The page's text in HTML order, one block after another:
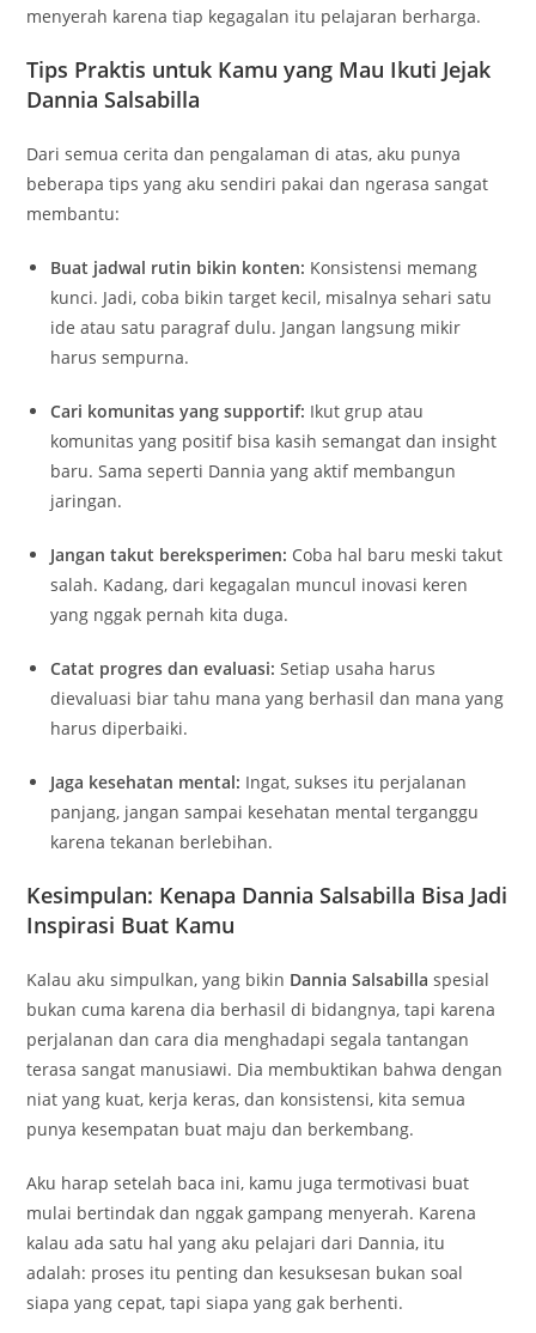
menyerah karena tiap kegagalan itu pelajaran berharga.
Tips Praktis untuk Kamu yang Mau Ikuti Jejak
Dannia Salsabilla
Dari semua cerita dan pengalaman di atas, aku punya
beberapa tips yang aku sendiri pakai dan ngerasa sangat
membantu:
Buat jadwal rutin bikin konten: Konsistensi memang
kunci. Jadi, coba bikin target kecil, misalnya sehari satu
ide atau satu paragraf dulu. Jangan langsung mikir
harus sempurna.
Cari komunitas yang supportif: Ikut grup atau
komunitas yang positif bisa kasih semangat dan insight
baru. Sama seperti Dannia yang aktif membangun
jaringan.
Jangan takut bereksperimen: Coba hal baru meski takut
salah. Kadang, dari kegagalan muncul inovasi keren
yang nggak pernah kita duga.
Catat progres dan evaluasi: Setiap usaha harus
dievaluasi biar tahu mana yang berhasil dan mana yang
harus diperbaiki.
Jaga kesehatan mental: Ingat, sukses itu perjalanan
panjang, jangan sampai kesehatan mental terganggu
karena tekanan berlebihan.
Kesimpulan: Kenapa Dannia Salsabilla Bisa Jadi
Inspirasi Buat Kamu
Kalau aku simpulkan, yang bikin Dannia Salsabilla spesial
bukan cuma karena dia berhasil di bidangnya, tapi karena
perjalanan dan cara dia menghadapi segala tantangan
terasa sangat manusiawi. Dia membuktikan bahwa dengan
niat yang kuat, kerja keras, dan konsistensi, kita semua
punya kesempatan buat maju dan berkembang.
Aku harap setelah baca ini, kamu juga termotivasi buat
mulai bertindak dan nggak gampang menyerah. Karena
kalau ada satu hal yang aku pelajari dari Dannia, itu
adalah: proses itu penting dan kesuksesan bukan soal
siapa yang cepat, tapi siapa yang gak berhenti.